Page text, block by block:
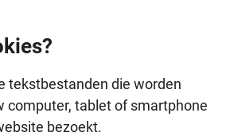
tekstbestanden die worden
computer, tablet of smartphone
bezoekt.